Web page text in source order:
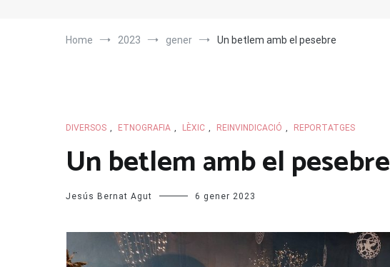
Home 2023 gener Un betlem amb el pesebre
DIVERSOS , ETNOGRAFIA , LÈXIC , REINVINDICACIÓ , REPORTATGES
Un betlem amb el pesebre
Jesús Bernat Agut 6 gener 2023